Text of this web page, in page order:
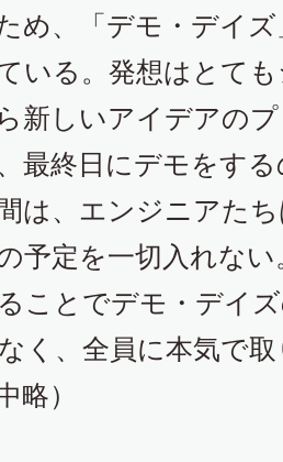
め、「デモ・デイ
いる。発想はとて
新しいアイデアの
最終日にデモをす
は、エンジニアた
予定を一切入れな
ことでデモ・デイ
く、全員に本気で
略）